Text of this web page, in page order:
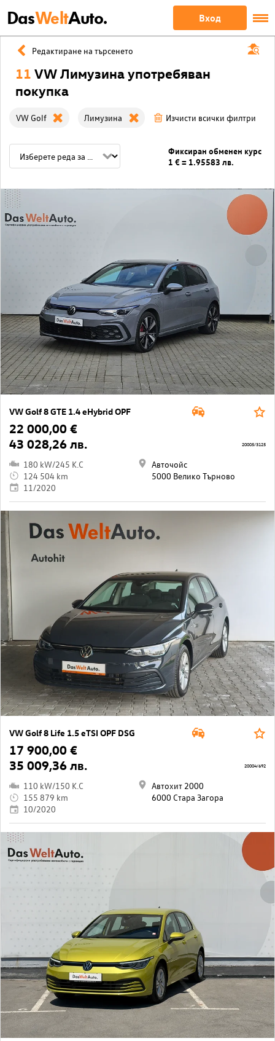
DasWeltAuto. Вход
Редактиране на търсенето
11 VW Лимузина употребяван
покупка
VW Golf Лимузина Изчисти всички филтри
Фиксиран обменен курс
1 € = 1.95583 лв.
VW Golf 8 GTE 1.4 eHybrid OPF
22 000,00 €
43 028,26 лв.
180 kW/245 K.C
124 504 km
11/2020
Авточойс
5000 Велико Търново
20005/3125
VW Golf 8 Life 1.5 eTSI OPF DSG
17 900,00 €
35 009,36 лв.
110 kW/150 K.C
155 879 km
10/2020
Автохит 2000
6000 Стара Загора
20004/692